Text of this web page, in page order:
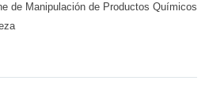
de Manipulación de Productos Químicos